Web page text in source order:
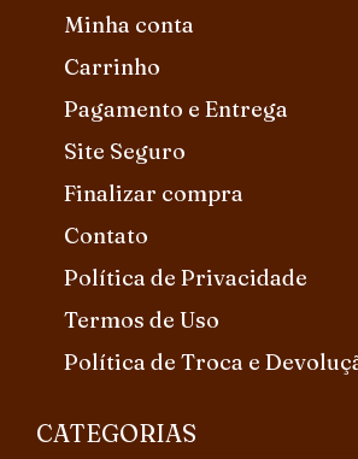
Minha conta
Carrinho
Pagamento e Entrega
Site Seguro
Finalizar compra
Contato
Política de Privacidade
Termos de Uso
Política de Troca e
CATEGORIAS